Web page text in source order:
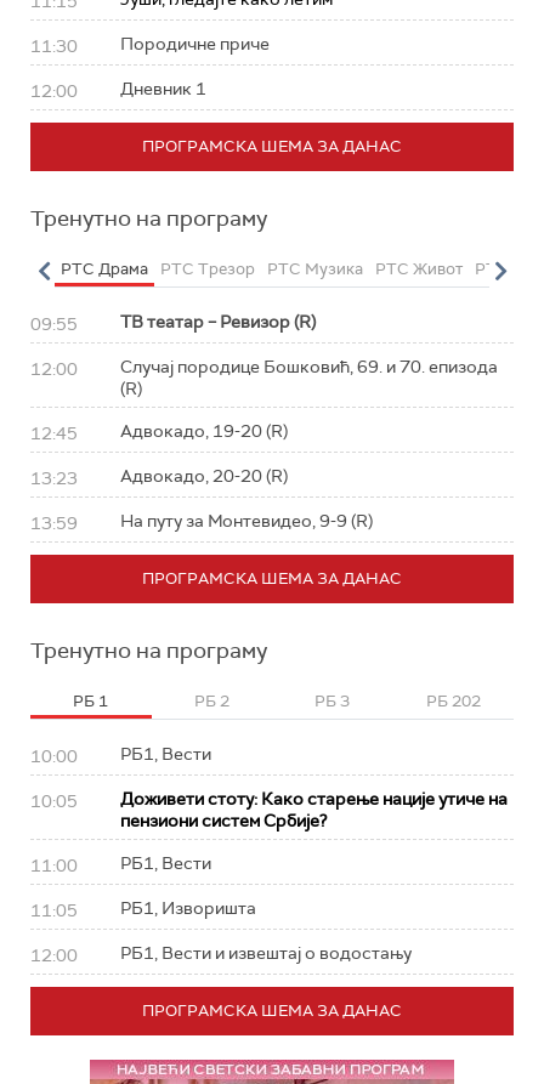
11:30 Породичне приче
12:00 Дневник 1
ПРОГРАМСКА ШЕМА ЗА ДАНАС
Тренутно на програму
РТС Драма РТС Трезор РТС Музика РТС Живот РТС
09:55 ТВ театар – Ревизор (R)
12:00
Случај породице Бошковић, 69. и 70. епизода
(R)
12:45 Адвокадо, 19-20 (R)
13:23 Адвокадо, 20-20 (R)
13:59 На путу за Монтевидео, 9-9 (R)
ПРОГРАМСКА ШЕМА ЗА ДАНАС
Тренутно на програму
РБ 1 РБ 2 РБ 3 РБ 202
10:00 РБ1, Вести
10:05
Доживети стоту: Како старење нације утиче на
пензиони систем Србије?
11:00 РБ1, Вести
11:05 РБ1, Изворишта
12:00 РБ1, Вести и извештај о водостању
ПРОГРАМСКА ШЕМА ЗА ДАНАС